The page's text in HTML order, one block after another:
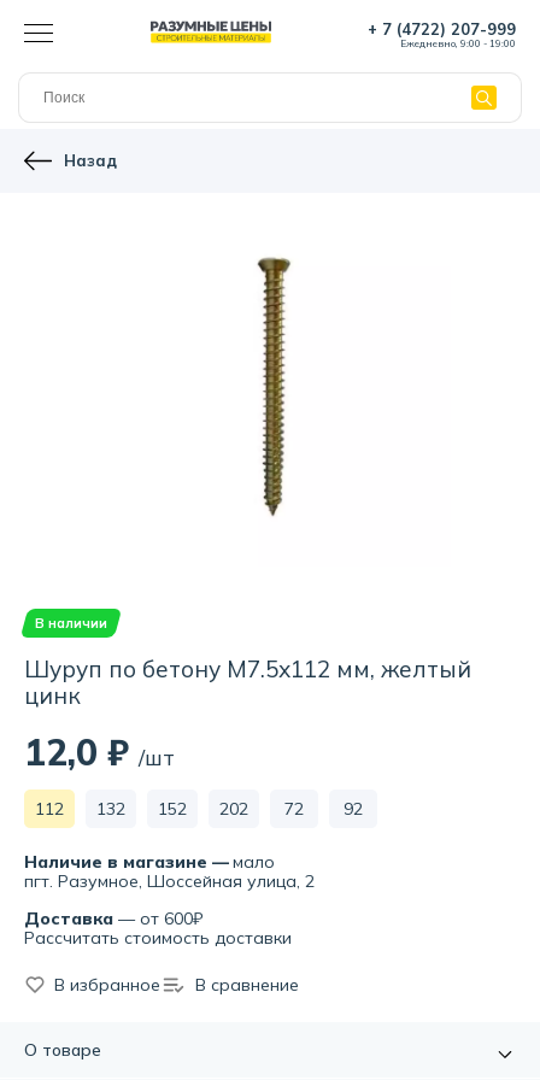
+ 7 (4722) 207-999
Ежедневно, 9:00 - 19:00
Назад
В наличии
Шуруп по бетону М7.5х112 мм, желтый
цинк
12,0 ₽ /шт
112 132 152 202 72 92
Наличие в магазине —мало
пгт. Разумное, Шоссейная улица, 2
Доставка — от 600₽
Рассчитать стоимость доставки
В избранное В сравнение
О товаре